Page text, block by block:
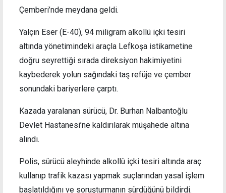
Çemberi’nde meydana geldi.
Yalçın Eser (E-40), 94 miligram alkollü içki tesiri
altında yönetimindeki araçla Lefkoşa istikametine
doğru seyrettiği sırada direksiyon hakimiyetini
kaybederek yolun sağındaki taş refüje ve çember
sonundaki bariyerlere çarptı.
Kazada yaralanan sürücü, Dr. Burhan Nalbantoğlu
Devlet Hastanesi’ne kaldırılarak müşahede altına
alındı.
Polis, sürücü aleyhinde alkollü içki tesiri altında araç
kullanıp trafik kazası yapmak suçlarından yasal işlem
başlatıldığını ve soruşturmanın sürdüğünü bildirdi.